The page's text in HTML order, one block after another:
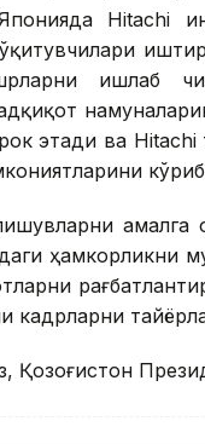
Hitachi
ишлаб
этади ва Hitachi
ҳамкорликни
кадрларни
Қозоғистон